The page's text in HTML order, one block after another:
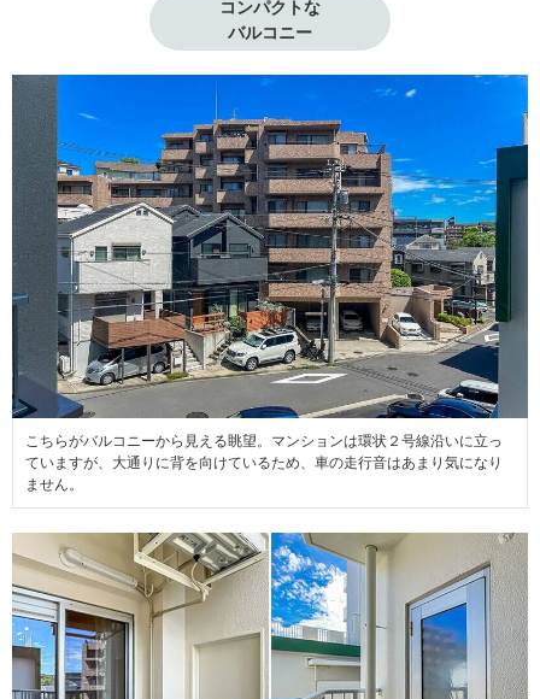
コンパクトな
バルコニー
こちらがバルコニーから見える眺望。マンションは環状２号線沿いに立っ
ていますが、大通りに背を向けているため、車の走行音はあまり気になり
ません。